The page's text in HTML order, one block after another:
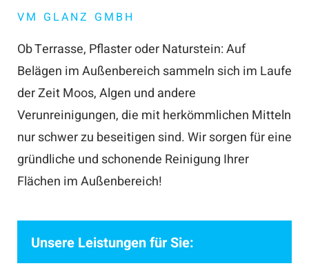
VM GLANZ GMBH
Ob Terrasse, Pflaster oder Naturstein: Auf
Belägen im Außenbereich sammeln sich im Laufe
der Zeit Moos, Algen und andere
Verunreinigungen, die mit herkömmlichen Mitteln
nur schwer zu beseitigen sind. Wir sorgen für eine
gründliche und schonende Reinigung Ihrer
Flächen im Außenbereich!
Unsere Leistungen für Sie: